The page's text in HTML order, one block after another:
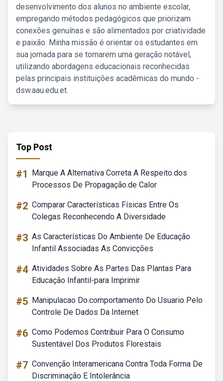
desenvolvimento dos alunos no ambiente escolar,
empregando métodos pedagógicos que priorizam
conexões genuínas e são alimentados por criatividade
e paixão. Minha missão é orientar os estudantes em
sua jornada para se tornarem uma geração notável,
utilizando abordagens educacionais reconhecidas
pelas principais instituições acadêmicas do mundo -
dsw.aau.edu.et.
Top Post
#1
Marque A Alternativa Correta A Respeito.dos
Processos De Propagação.de Calor
#2 Comparar Características Físicas Entre Os
Colegas Reconhecendo A Diversidade
#3 As Características Do Ambiente De Educação
Infantil Associadas As Convicções
#4 Atividades Sobre As Partes Das Plantas Para
Educação Infantil-para Imprimir
#5 Manipulacao Do.comportamento Do Usuario Pelo
Controle De Dados Da Internet
#6 Como Podemos Contribuir Para O Consumo
Sustentável Dos Produtos Florestais
#7 Convenção Interamericana Contra Toda Forma De
Discriminação E Intolerância